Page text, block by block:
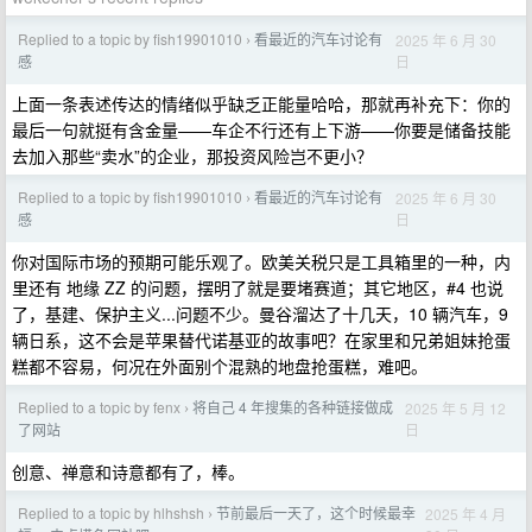
Replied to a topic by fish19901010 › 看最近的汽车讨论有
感
2025 年 6 月 30
日
上面一条表述传达的情绪似乎缺乏正能量哈哈，那就再补充下：你的
最后一句就挺有含金量——车企不行还有上下游——你要是储备技能
去加入那些“卖水”的企业，那投资风险岂不更小？
Replied to a topic by fish19901010 › 看最近的汽车讨论有
感
2025 年 6 月 30
日
你对国际市场的预期可能乐观了。欧美关税只是工具箱里的一种，内
里还有 地缘 ZZ 的问题，摆明了就是要堵赛道；其它地区，#4 也说
了，基建、保护主义...问题不少。曼谷溜达了十几天，10 辆汽车，9
辆日系，这不会是苹果替代诺基亚的故事吧？在家里和兄弟姐妹抢蛋
糕都不容易，何况在外面别个混熟的地盘抢蛋糕，难吧。
Replied to a topic by fenx › 将自己 4 年搜集的各种链接做成
了网站
2025 年 5 月 12
日
创意、禅意和诗意都有了，棒。
Replied to a topic by hlhshsh › 节前最后一天了，这个时候最幸 2025 年 4 月